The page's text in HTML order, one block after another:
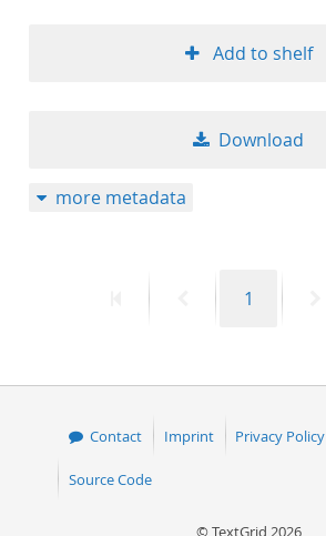
Add to shelf
Download
more metadata
PreviousPage
1
Contact Imprint Privacy Policy
Source Code
© TextGrid 2026